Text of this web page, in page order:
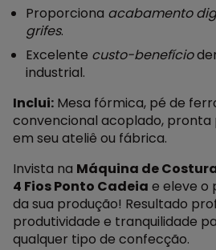
Proporciona acabamento
grifes.
Excelente custo-benefício
industrial.
Inclui: Mesa fórmica, pé de
convencional acoplado, pronta
em seu ateliê ou fábrica.
Invista na Máquina de
4 Fios Ponto Cadeia e eleve o
da sua produção! Resultado
produtividade e tranquilidade
qualquer tipo de confecção.